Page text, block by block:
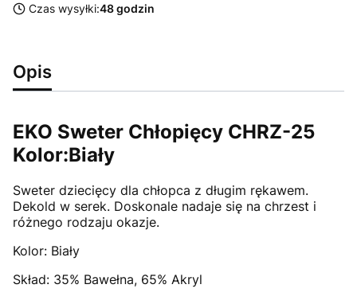
Czas wysyłki:48 godzin
Opis
EKO Sweter Chłopięcy CHRZ-25
Kolor:Biały
Sweter dziecięcy dla chłopca z długim rękawem.
Dekold w serek. Doskonale nadaje się na chrzest i
różnego rodzaju okazje.
Kolor: Biały
Skład: 35% Bawełna, 65% Akryl